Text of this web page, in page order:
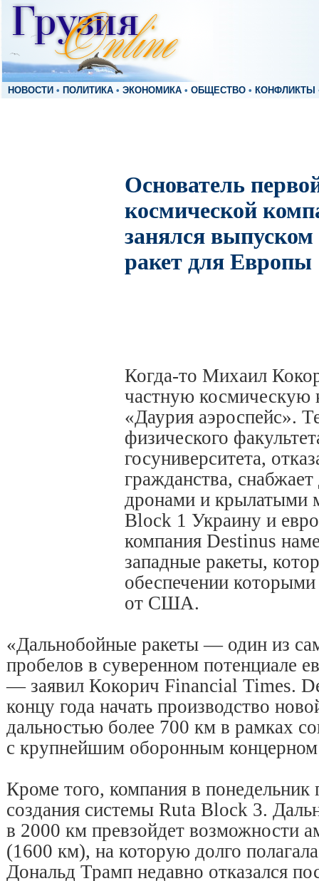
НОВОСТИ • ПОЛИТИКА • ЭКОНОМИКА • ОБЩЕСТВО • КОНФЛИКТЫ
Основатель
космической
занялся
ракет для Европы
Когда-то Михаил
частную космическую
«Даурия аэроспейс».
физического
госуниверситета,
гражданства,
дронами и крылатыми
Block 1 Украину и
компания Destinus
западные ракеты,
обеспечении
от США.
«Дальнобойные ракеты — один из
пробелов в суверенном потенциале
— заявил Кокорич Financial Times.
концу года начать производство
дальностью более 700 км в рамках
с крупнейшим оборонным
Кроме того, компания в понедельник
создания системы Ruta Block 3.
в 2000 км превзойдет возможности
(1600 км), на которую долго
Дональд Трамп недавно отказался